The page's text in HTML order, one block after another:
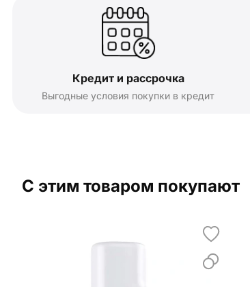
Кредит и рассрочка
Выгодные условия покупки в кредит
С этим товаром покупают